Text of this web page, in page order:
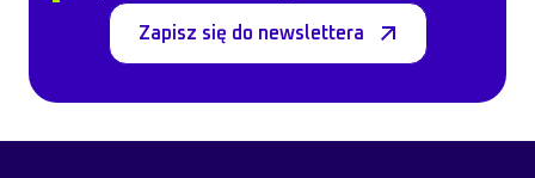
Zapisz się do newslettera